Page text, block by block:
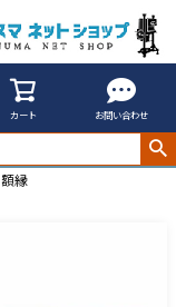
カート お問い合わせ
額縁